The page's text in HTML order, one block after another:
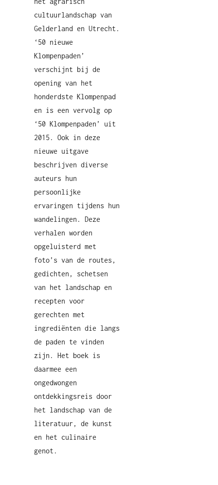
cultuurlandschap van
Gelderland en Utrecht.
‘50 nieuwe
Klompenpaden’
verschijnt bij de
opening van het
honderdste Klompenpad
en is een vervolg op
‘50 Klompenpaden’ uit
2015. Ook in deze
nieuwe uitgave
beschrijven diverse
auteurs hun
persoonlijke
ervaringen tijdens hun
wandelingen. Deze
verhalen worden
opgeluisterd met
foto’s van de routes,
gedichten, schetsen
van het landschap en
recepten voor
gerechten met
ingrediënten die langs
de paden te vinden
zijn. Het boek is
daarmee een
ongedwongen
ontdekkingsreis door
het landschap van de
literatuur, de kunst
en het culinaire
genot.